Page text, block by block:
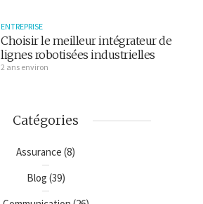
ENTREPRISE
Choisir le meilleur intégrateur de
lignes robotisées industrielles
2 ans environ
Catégories
Assurance (8)
Blog (39)